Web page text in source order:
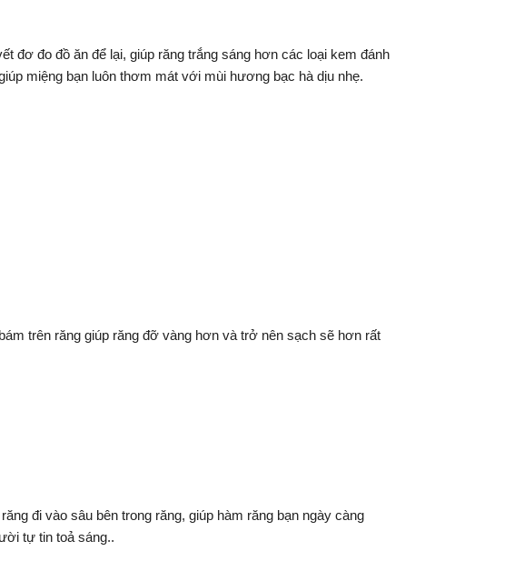
đơ đo đồ ăn để lại, giúp răng trắng sáng hơn các loại kem đánh
miệng bạn luôn thơm mát với mùi hương bạc hà dịu nhẹ.
trên răng giúp răng đỡ vàng hơn và trở nên sạch sẽ hơn rất
đi vào sâu bên trong răng, giúp hàm răng bạn ngày càng
tự tin toả sáng..